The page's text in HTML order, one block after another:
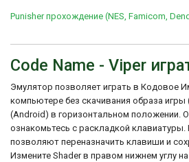
Punisher прохождение (NES, Famicom,
Code Name - Viper
Эмулятор позволяет играть в Кодовое
компьютере без скачивания образа
(Android) в горизонтальном положении.
ознакомьтесь с раскладкой
позволяют переназначить клавиши и
Измените Shader в правом нижнем углу